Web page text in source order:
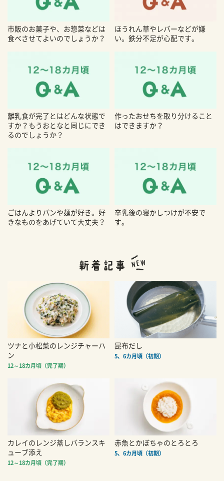
市販のお菓子や、お惣菜などは
食べさせてよいのでしょうか？
ほうれん草やレバーなどが嫌
い。鉄分不足が心配です。
離乳食が完了とはどんな状態で
すか？もうおとなと同じにでき
るのでしょうか？
作ったおせちを取り分けること
はできますか？
ごはんよりパンや麺が好き。好
きなものをあげていて大丈夫？
卒乳後の寝かしつけが不安で
す。
ツナと小松菜のレンジチャーハ
ン
12～18カ月頃（完了期）
昆布だし
5、6カ月頃（初期）
カレイのレンジ蒸しバランスキ
ューブ添え
12～18カ月頃（完了期）
赤魚とかぼちゃのとろとろ
5、6カ月頃（初期）